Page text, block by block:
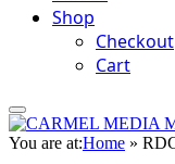
Shop
Checkout
Cart
You are at:Home »